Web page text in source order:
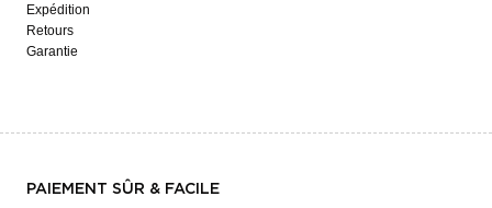
Expédition
Retours
Garantie
PAIEMENT SÛR & FACILE